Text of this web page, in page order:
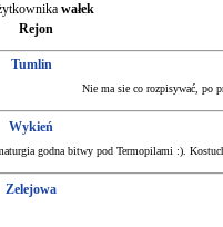
wałek
Rejon
Tumlin
Nie ma sie co rozpisywać, po
Wykień
godna bitwy pod Termopilami :).
Zelejowa